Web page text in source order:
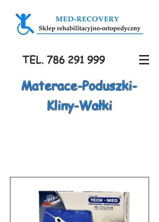
TEL. 786 291 999
Materace-Poduszki-
Kliny-Wałki